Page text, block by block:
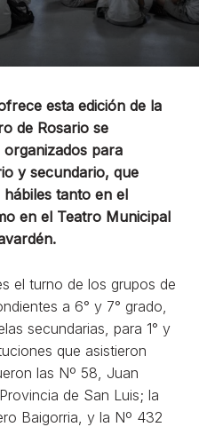
esta edición de la
de Rosario se
para
y secundario, que
tanto en el
en el Teatro Municipal
el turno de los grupos de
a 6° y 7° grado,
secundarias, para 1° y
que asistieron
las Nº 58, Juan
de San Luis; la
Baigorria, y la Nº 432